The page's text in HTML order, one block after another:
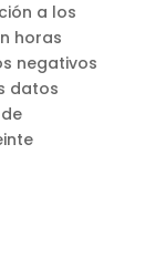
a los
horas
negativos
datos